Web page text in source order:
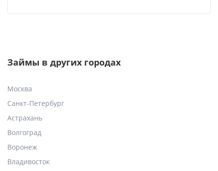
Займы в других городах
Москва
Санкт-Петербург
Астрахань
Волгоград
Воронеж
Владивосток